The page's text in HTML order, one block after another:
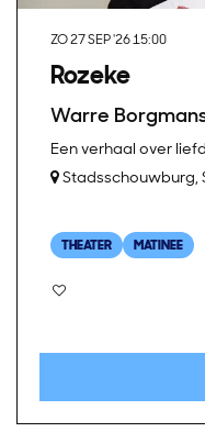
Rozeke
Warre
ZO 27 SEP '2615:00
Een verhaal over
Stadsschouwburg,
THEATER MATINEE